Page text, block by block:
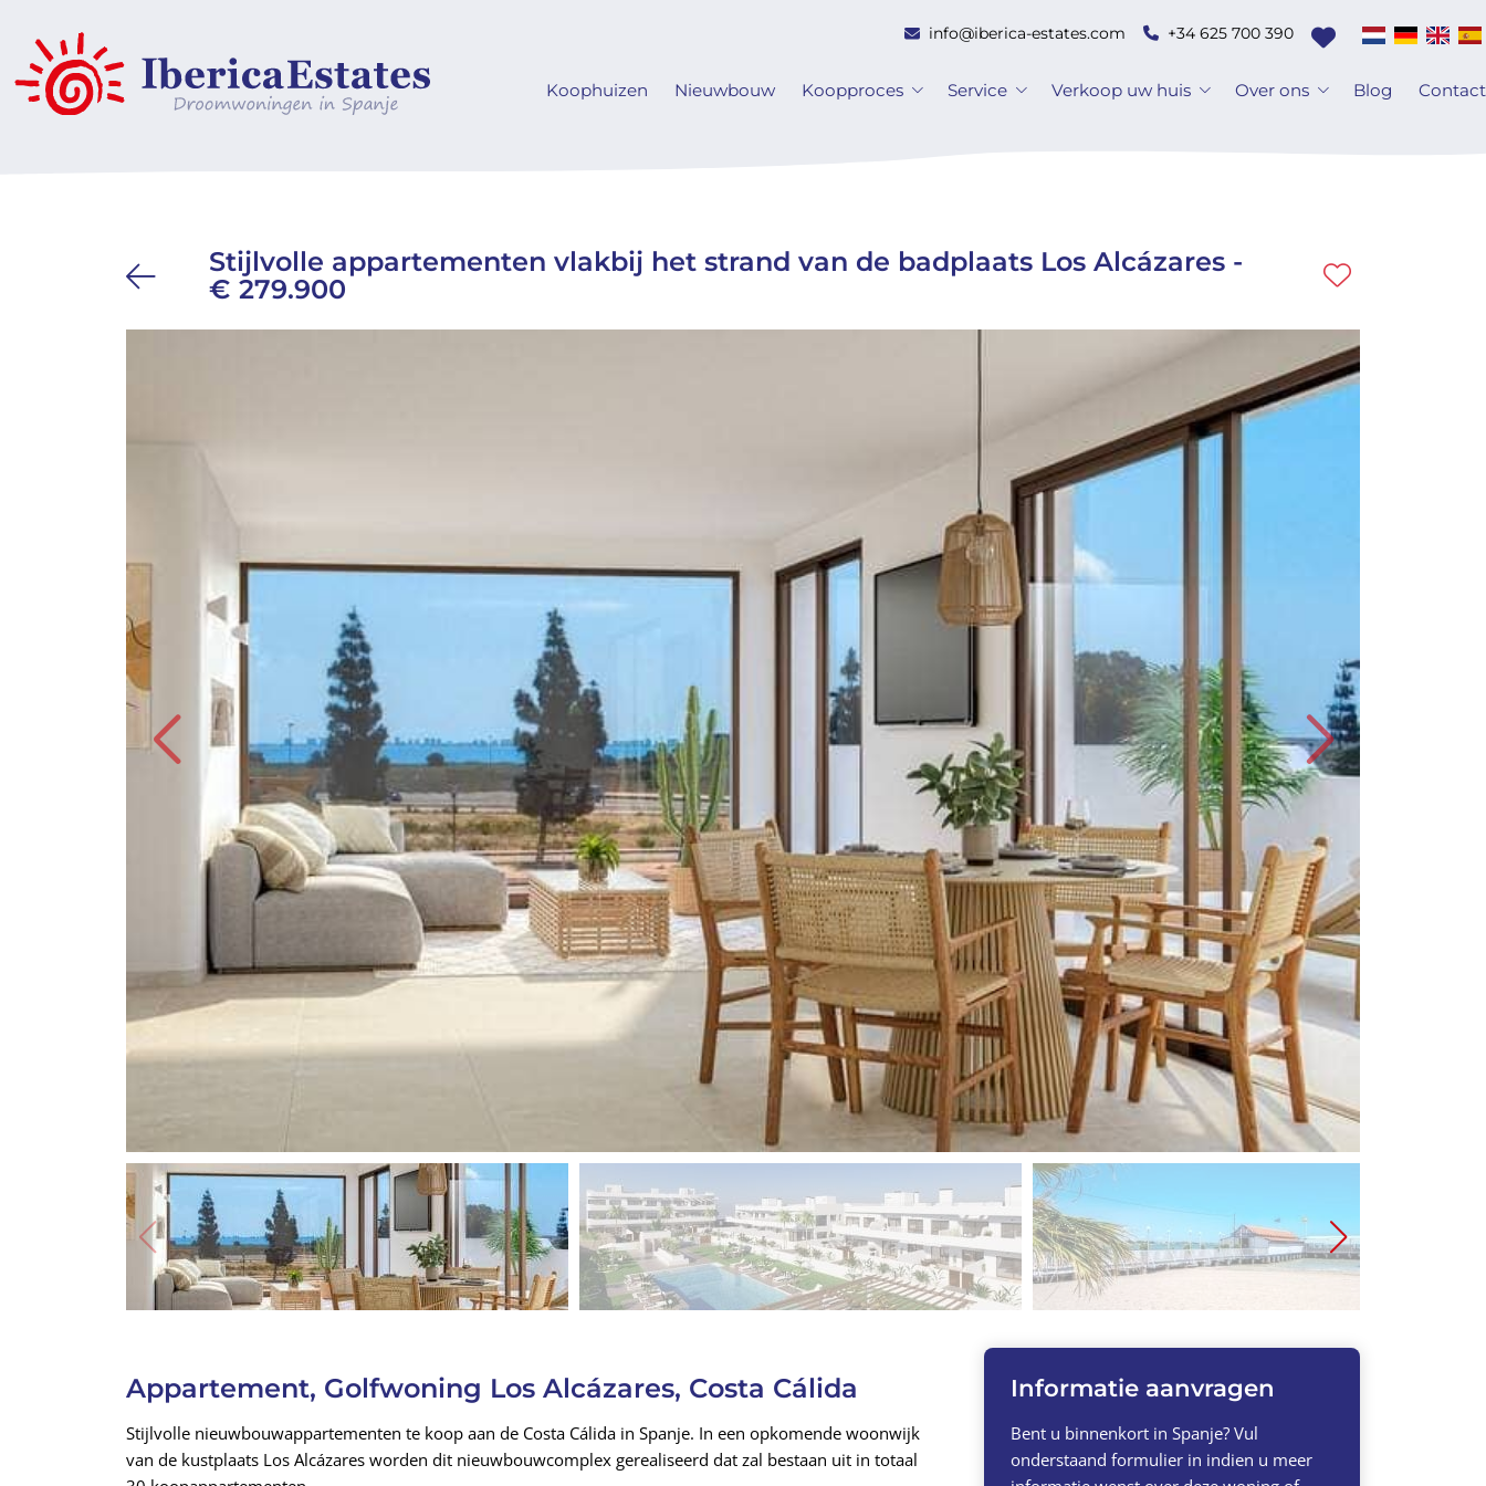
info@iberica-estates.com +34 625 700 390
Koophuizen Nieuwbouw Koopproces Service Verkoop uw huis Over ons Blog Contact
Stijlvolle appartementen vlakbij het strand van de badplaats Los Alcázares -
€ 279.900
Appartement, Golfwoning Los Alcázares, Costa Cálida
Stijlvolle nieuwbouwappartementen te koop aan de Costa Cálida in Spanje. In een opkomende woonwijk
van de kustplaats Los Alcázares worden dit nieuwbouwcomplex gerealiseerd dat zal bestaan uit in totaal
Informatie aanvragen
Bent u binnenkort in Spanje? Vul
onderstaand formulier in indien u meer